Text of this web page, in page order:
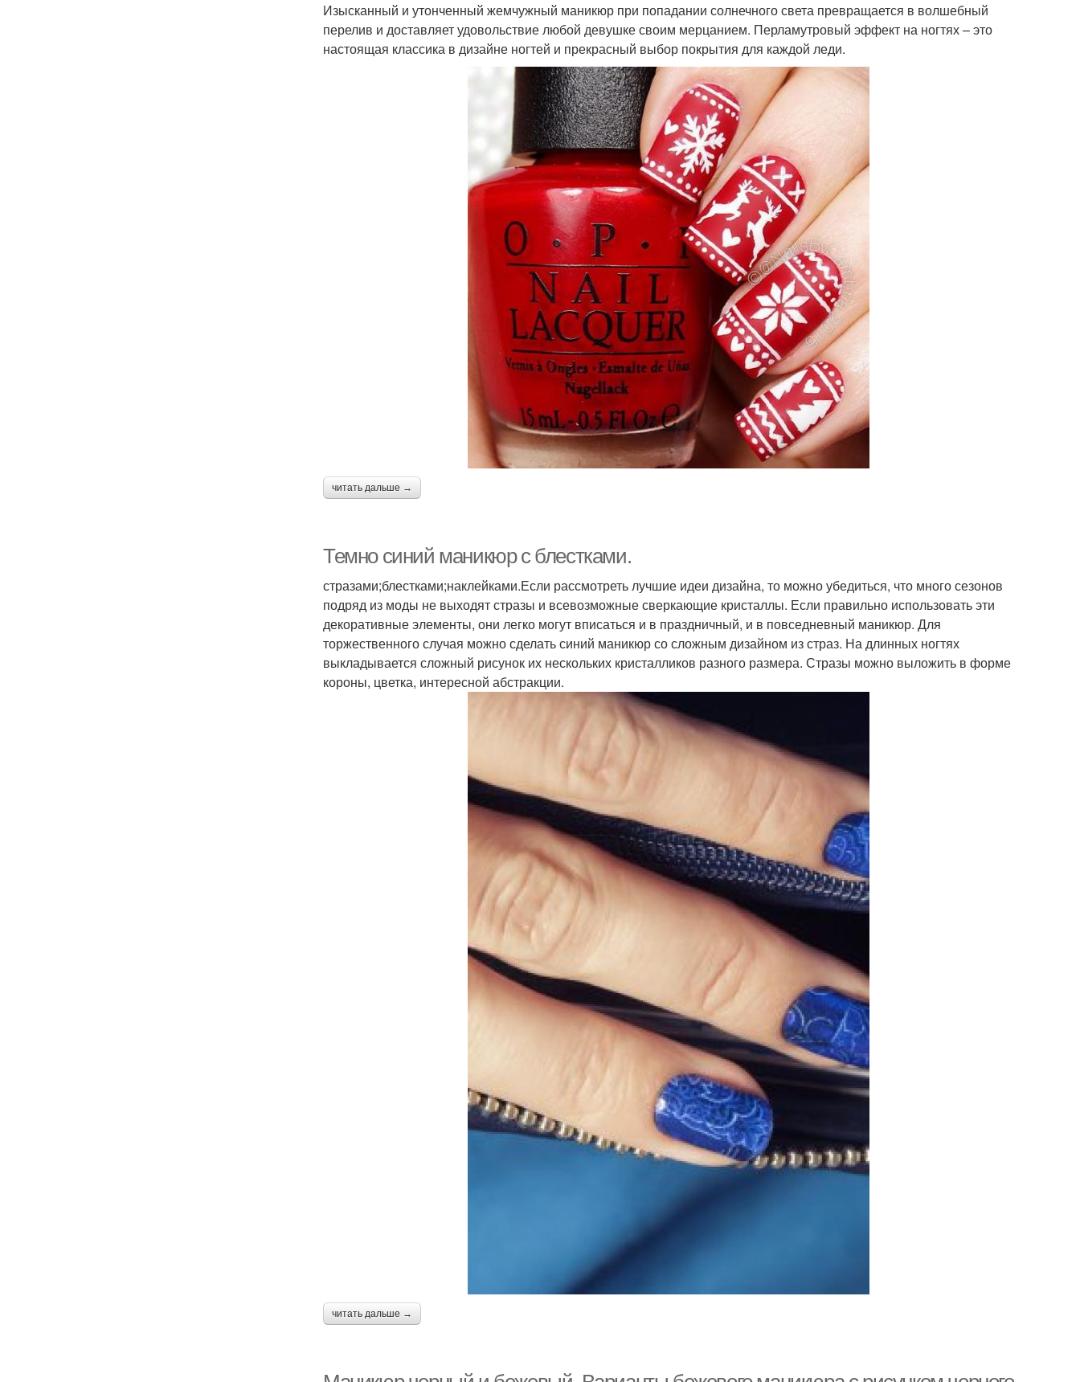
Изысканный и утонченный жемчужный маникюр при попадании солнечного света превращается в волшебный
перелив и доставляет удовольствие любой девушке своим мерцанием. Перламутровый эффект на ногтях – это
настоящая классика в дизайне ногтей и прекрасный выбор покрытия для каждой леди.
читать дальше →
Темно синий маникюр с блестками.
стразами;блестками;наклейками.Если рассмотреть лучшие идеи дизайна, то можно убедиться, что много сезонов
подряд из моды не выходят стразы и всевозможные сверкающие кристаллы. Если правильно использовать эти
декоративные элементы, они легко могут вписаться и в праздничный, и в повседневный маникюр. Для
торжественного случая можно сделать синий маникюр со сложным дизайном из страз. На длинных ногтях
выкладывается сложный рисунок их нескольких кристалликов разного размера. Стразы можно выложить в форме
короны, цветка, интересной абстракции.
читать дальше →